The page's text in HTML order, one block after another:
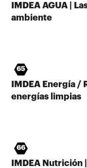
IMDEA AGUA |
ambiente
65
IMDEA Energía /
energías limpias
66
IMDEA